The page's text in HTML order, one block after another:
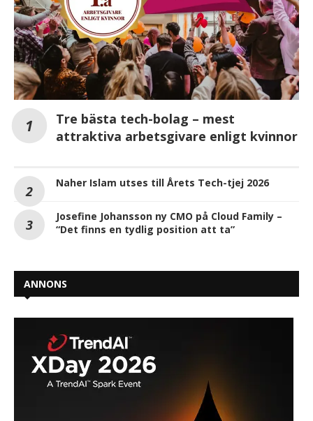
Tre bästa tech-bolag – mest
attraktiva arbetsgivare enligt kvinnor
Naher Islam utses till Årets Tech-tjej 2026
Josefine Johansson ny CMO på Cloud Family –
“Det finns en tydlig position att ta”
ANNONS